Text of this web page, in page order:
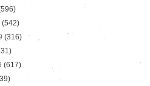
(542)
(316)
(617)